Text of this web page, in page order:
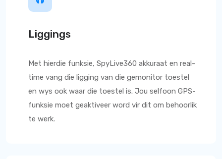
Liggings
Met hierdie funksie, SpyLive360 akkuraat en real-
time vang die ligging van die gemonitor toestel
en wys ook waar die toestel is. Jou selfoon GPS-
funksie moet geaktiveer word vir dit om behoorlik
te werk.